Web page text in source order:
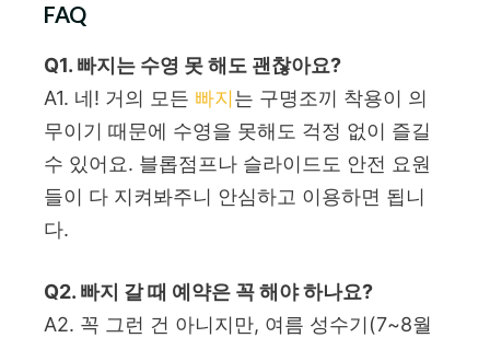
FAQ
Q1. 빠지는 수영 못 해도 괜찮아요?
A1. 네! 거의 모든 빠지는 구명조끼 착용이 의
무이기 때문에 수영을 못해도 걱정 없이 즐길
수 있어요. 블롭점프나 슬라이드도 안전 요원
들이 다 지켜봐주니 안심하고 이용하면 됩니
다.
Q2. 빠지 갈 때 예약은 꼭 해야 하나요?
A2. 꼭 그런 건 아니지만, 여름 성수기(7~8월